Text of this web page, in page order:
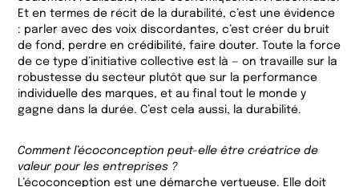
Et en termes de récit de la durabilité, c’est une évidence
: parler avec des voix discordantes, c’est créer du bruit
de fond, perdre en crédibilité, faire douter. Toute la force
de ce type d’initiative collective est là — on travaille sur la
robustesse du secteur plutôt que sur la performance
individuelle des marques, et au final tout le monde y
gagne dans la durée. C’est cela aussi, la durabilité.
Comment l’écoconception peut-elle être créatrice de
valeur pour les entreprises ?
L’écoconception est une démarche vertueuse. Elle doit